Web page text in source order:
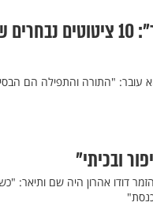
"כשאני עולה לבמה, אני מרגיש שאני מתפלל, לא שר": 10 ציטוטים
עובר: "התורה והתפילה הם
ובכיתי"
דודו אהרון היה שם ותיאר: